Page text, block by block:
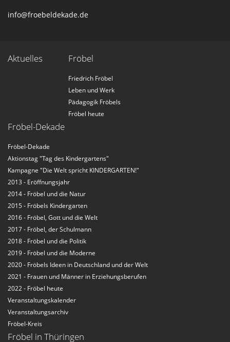
info@froebeldekade.de
Aktuelles Fröbel
Friedrich Fröbel
Leben und Werk
Pädagogik Fröbels
Fröbel heute
Fröbel-Dekade
Fröbel-Dekade
Aktionstag "Tag des Kindergartens"
Kampagne "Die Welt spricht KINDERGARTEN!"
2013 - Eröffnungsjahr
2014 - Fröbel und die Natur
2015 - Fröbels Kindergarten
2016 - Fröbel, Gott und die Welt
2017 - Fröbel, der Schulmann
2018 - Fröbel und die Politik
2019 - Fröbel und die Moderne
2020 - Fröbels Ideen in Deutschland und der Welt
2021 - Frauen und Männer in Erziehungsberufen
2022 - Fröbel heute
Veranstaltungskalender
Veranstaltungsarchiv
Fröbel-Kreis
Fröbel in Thüringen